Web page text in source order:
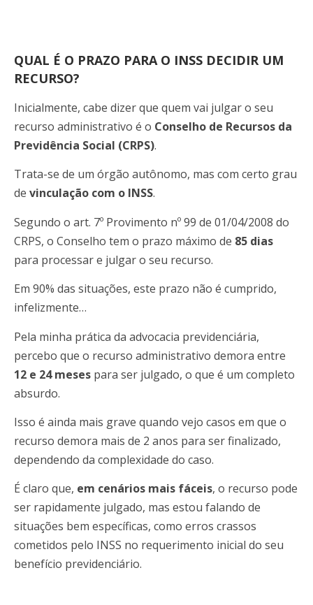
QUAL É O PRAZO PARA O INSS DECIDIR UM
RECURSO?
Inicialmente, cabe dizer que quem vai julgar o seu
recurso administrativo é o Conselho de Recursos da
Previdência Social (CRPS).
Trata-se de um órgão autônomo, mas com certo grau
de vinculação com o INSS.
Segundo o art. 7º Provimento nº 99 de 01/04/2008 do
CRPS, o Conselho tem o prazo máximo de 85 dias
para processar e julgar o seu recurso.
Em 90% das situações, este prazo não é cumprido,
infelizmente…
Pela minha prática da advocacia previdenciária,
percebo que o recurso administrativo demora entre
12 e 24 meses para ser julgado, o que é um completo
absurdo.
Isso é ainda mais grave quando vejo casos em que o
recurso demora mais de 2 anos para ser finalizado,
dependendo da complexidade do caso.
É claro que, em cenários mais fáceis, o recurso pode
ser rapidamente julgado, mas estou falando de
situações bem específicas, como erros crassos
cometidos pelo INSS no requerimento inicial do seu
benefício previdenciário.